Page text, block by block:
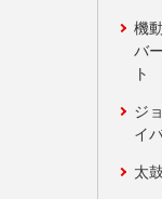
機
バ
ト
ジ
イ
太